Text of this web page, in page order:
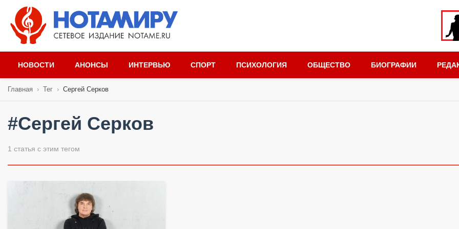
НОВОСТИ АНОНСЫ ИНТЕРВЬЮ СПОРТ ПСИХОЛОГИЯ ОБЩЕСТВО БИОГРАФИИ
Главная › Тег › Сергей Серков
#Сергей Серков
1 статья с этим тегом